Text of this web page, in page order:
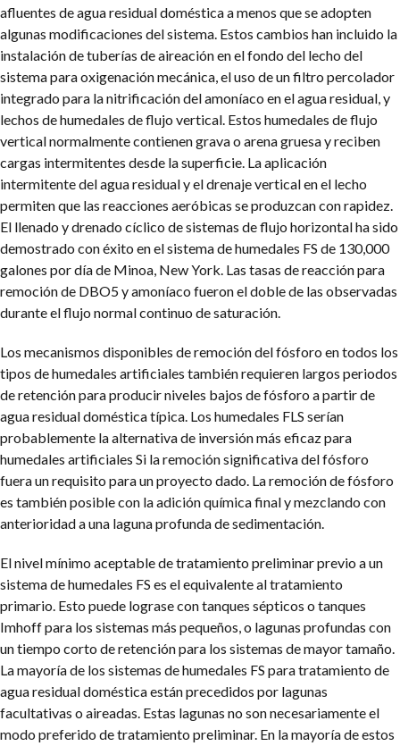
afluentes de agua residual doméstica a menos que se adopten
algunas modificaciones del sistema. Estos cambios han incluido la
instalación de tuberías de aireación en el fondo del lecho del
sistema para oxigenación mecánica, el uso de un filtro percolador
integrado para la nitrificación del amoníaco en el agua residual, y
lechos de humedales de flujo vertical. Estos humedales de flujo
vertical normalmente contienen grava o arena gruesa y reciben
cargas intermitentes desde la superficie. La aplicación
intermitente del agua residual y el drenaje vertical en el lecho
permiten que las reacciones aeróbicas se produzcan con rapidez.
El llenado y drenado cíclico de sistemas de flujo horizontal ha sido
demostrado con éxito en el sistema de humedales FS de 130,000
galones por día de Minoa, New York. Las tasas de reacción para
remoción de DBO5 y amoníaco fueron el doble de las observadas
durante el flujo normal continuo de saturación.
Los mecanismos disponibles de remoción del fósforo en todos los
tipos de humedales artificiales también requieren largos periodos
de retención para producir niveles bajos de fósforo a partir de
agua residual doméstica típica. Los humedales FLS serían
probablemente la alternativa de inversión más eficaz para
humedales artificiales Si la remoción significativa del fósforo
fuera un requisito para un proyecto dado. La remoción de fósforo
es también posible con la adición química final y mezclando con
anterioridad a una laguna profunda de sedimentación.
El nivel mínimo aceptable de tratamiento preliminar previo a un
sistema de humedales FS es el equivalente al tratamiento
primario. Esto puede lograse con tanques sépticos o tanques
Imhoff para los sistemas más pequeños, o lagunas profundas con
un tiempo corto de retención para los sistemas de mayor tamaño.
La mayoría de los sistemas de humedales FS para tratamiento de
agua residual doméstica están precedidos por lagunas
facultativas o aireadas. Estas lagunas no son necesariamente el
modo preferido de tratamiento preliminar. En la mayoría de estos